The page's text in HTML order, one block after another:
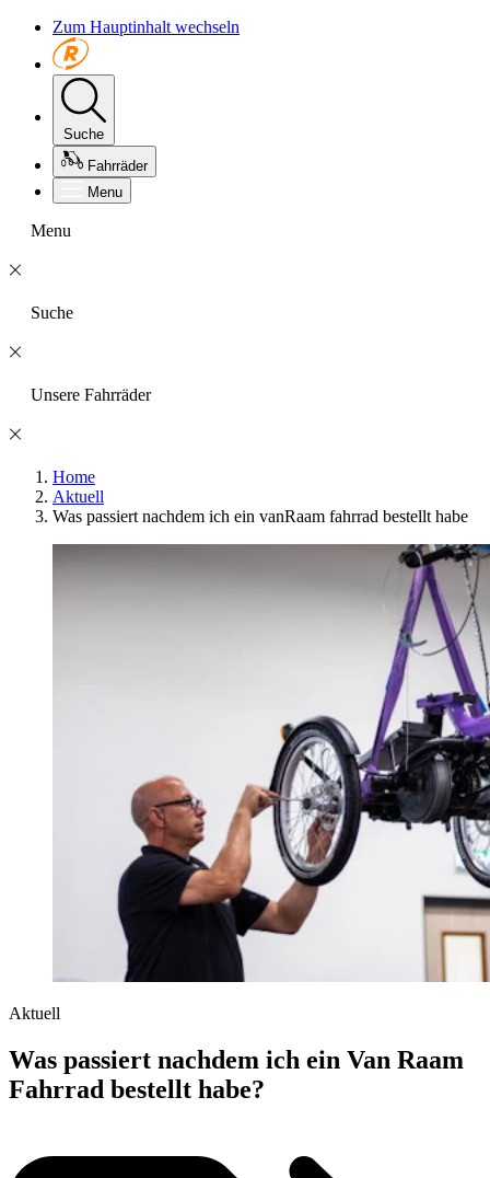
Zum Hauptinhalt wechseln
Suche
Fahrräder
Menu
Menu
Suche
Unsere Fahrräder
Home
Aktuell
Was passiert nachdem ich ein vanRaam fahrrad bestellt habe
Aktuell
Was passiert nachdem ich ein Van Raam
Fahrrad bestellt habe?